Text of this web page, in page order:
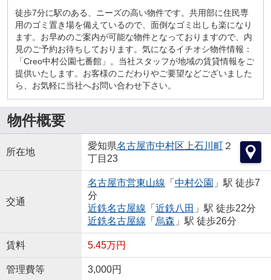
徒歩7分に駅のある、ニーズの高い物件です。共用部に住民専
用のゴミ置き場を備えているので、面倒なゴミ出しも楽になり
ます。お早めのご案内が可能な物件となっておりますので、内
見のご予約お待ちしております。気になるイチオシ物件情報：
「Creo中村公園七番館」。当社スタッフが地域の賃貸情報をご
提供いたします。お客様のこだわりやご要望などございました
ら、お気軽に当社へお問い合わせ下さい。
物件概要
所在地
愛知県名古屋市中村区上石川町２
丁目23
交通
名古屋市営東山線 「 中村公園 」駅 徒歩7
分
近鉄名古屋線 「 近鉄八田 」駅 徒歩22分
近鉄名古屋線 「 烏森 」駅 徒歩26分
賃料 5.45万円
管理費等 3,000円